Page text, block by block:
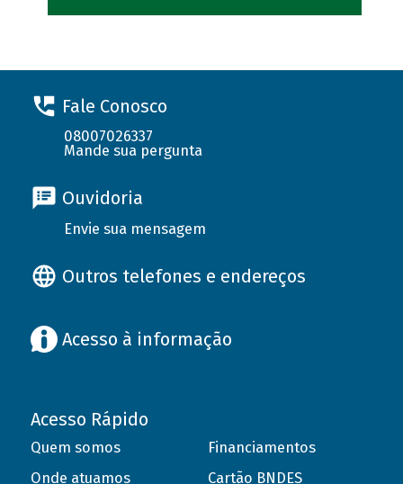
Fale Conosco
08007026337
Mande sua pergunta
Ouvidoria
Envie sua mensagem
Outros telefones e endereços
Acesso à informação
Acesso Rápido
Quem somos
Onde atuamos
Financiamentos
Cartão BNDES